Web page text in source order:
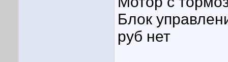
Блок
руб нет